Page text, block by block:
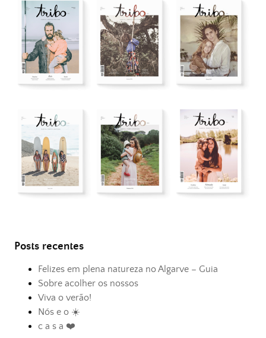
Posts recentes
Felizes em plena natureza no Algarve – Guia
Sobre acolher os nossos
Viva o verão!
Nós e o ☀️
c a s a ❤️